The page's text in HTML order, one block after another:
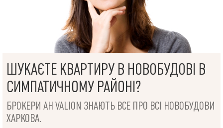
ШУКАЄТЕ КВАРТИРУ В НОВОБУДОВІ В
СИМПАТИЧНОМУ РАЙОНІ?
БРОКЕРИ АН VALION ЗНАЮТЬ ВСЕ ПРО ВСІ НОВОБУДОВИ
ХАРКОВА.